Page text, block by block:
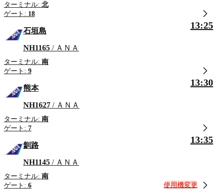
ターミナル: 北
ゲート: 18
石垣島
NH1165 / ＡＮＡ
ターミナル: 南
ゲート: 9
13:25
熊本
NH1627 / ＡＮＡ
ターミナル: 南
ゲート: 7
13:30
釧路
NH1145 / ＡＮＡ
ターミナル: 南
ゲート: 6
13:35
使用機変更